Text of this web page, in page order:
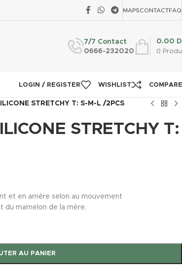
MAPSCONTACTFAQ
7/7 Contact
0666-232020
0
0.00
LOGIN / REGISTER WISHLIST
STRETCHY T: S-M-L /2PCS
STRETCHY T:
et en arrière selon au mouvement
du mamelon de la mère.
AU PANIER